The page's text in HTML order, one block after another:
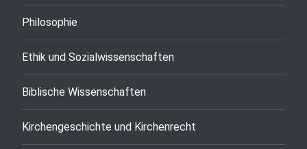
Philosophie
Ethik und Sozialwissenschaften
Biblische Wissenschaften
Kirchengeschichte und Kirchenrecht